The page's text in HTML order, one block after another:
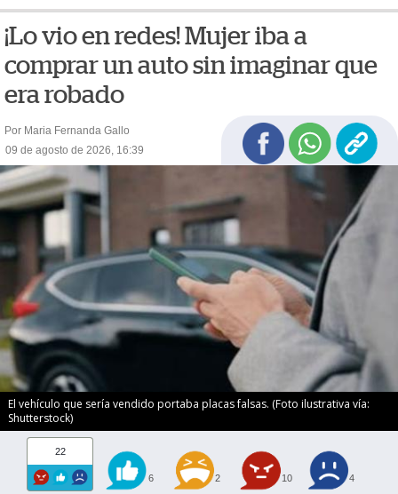
¡Lo vio en redes! Mujer iba a
comprar un auto sin imaginar que
era robado
Por Maria Fernanda Gallo
09 de agosto de 2026, 16:39
El vehículo que sería vendido portaba placas falsas. (Foto ilustrativa vía:
Shutterstock)
22
6 2 10 4